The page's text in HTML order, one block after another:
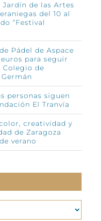
de las Artes
del 10 al
“Festival
Pádel de Aspace
para seguir
Colegio de
personas siguen
El Tranvía
creatividad y
de Zaragoza
verano